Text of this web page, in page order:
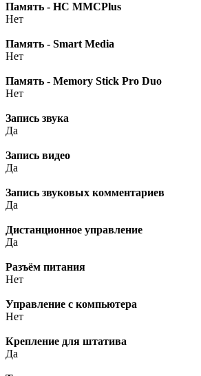
Память - HC MMCPlus
Нет
Память - Smart Media
Нет
Память - Memory Stick Pro Duo
Нет
Запись звука
Да
Запись видео
Да
Запись звуковых комментариев
Да
Дистанционное управление
Да
Разъём питания
Нет
Управление с компьютера
Нет
Крепление для штатива
Да